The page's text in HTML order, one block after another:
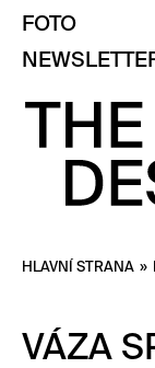
FOTO
HLAVNÍ STRANA »
VÁZA